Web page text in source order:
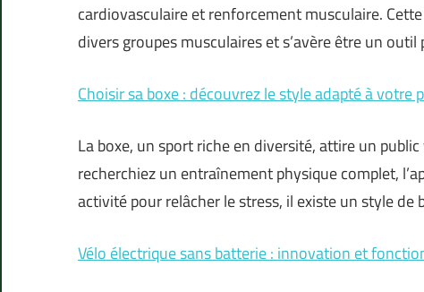
cardiovasculaire et renforcement musculaire.
divers groupes musculaires et s’avère être un
Choisir sa boxe : découvrez le style adapté à votre
La boxe, un sport riche en diversité, attire un
recherchiez un entraînement physique complet,
activité pour relâcher le stress, il existe un style de
Vélo électrique sans batterie : innovation et